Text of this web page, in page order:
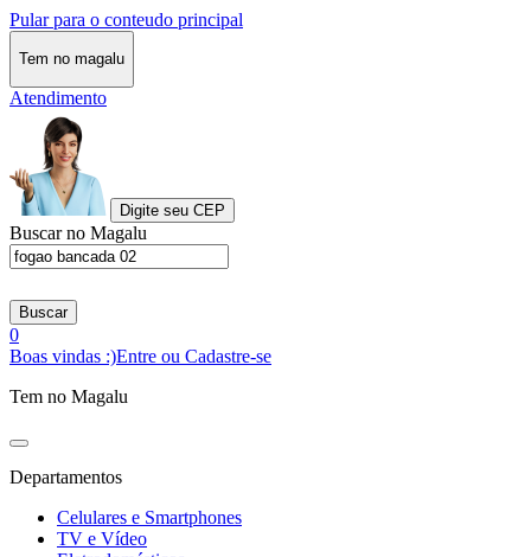
Pular para o conteudo principal
Tem no magalu
Atendimento
Digite seu CEP
Buscar no Magalu
Buscar
0
Boas vindas :)Entre ou Cadastre-se
Tem no Magalu
Departamentos
Celulares e Smartphones
TV e Vídeo